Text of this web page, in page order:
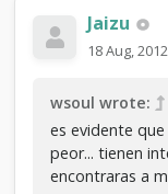
Jaizu
18 Aug,
wsoul wrote:
es evidente
peor... tienen
encontraras a